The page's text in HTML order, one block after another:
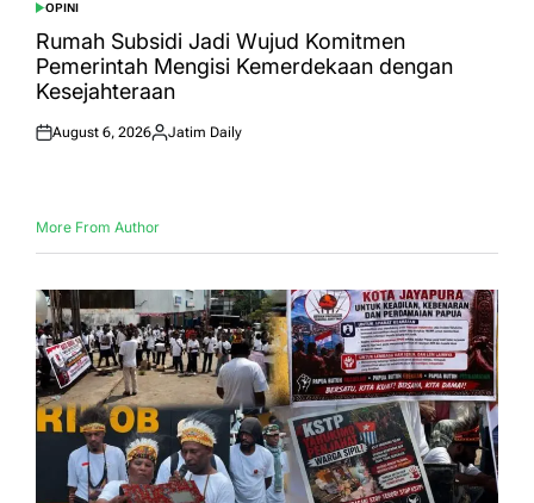
POSTED
IN
OPINI
Rumah Subsidi Jadi Wujud Komitmen
Pemerintah Mengisi Kemerdekaan dengan
Kesejahteraan
Posted
August 6, 2026
Posted
Jatim Daily
More From Author